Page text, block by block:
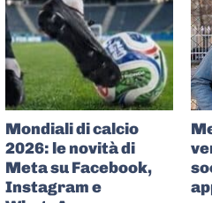
Mondiali di calcio
2026: le novità di
Meta su Facebook,
Instagram e